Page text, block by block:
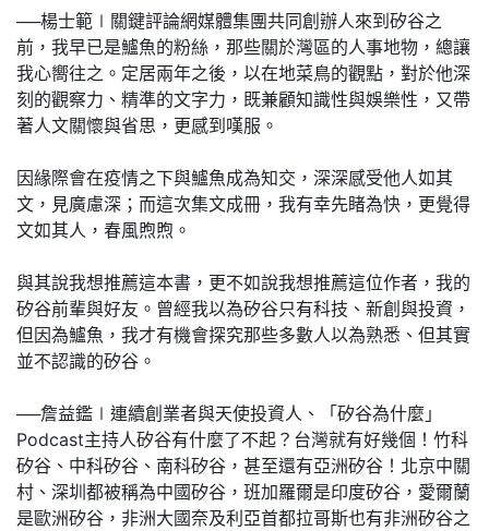
──楊士範∣關鍵評論網媒體集團共同創辦人來到矽谷之
前，我早已是鱸魚的粉絲，那些關於灣區的人事地物，總讓
我心嚮往之。定居兩年之後，以在地菜鳥的觀點，對於他深
刻的觀察力、精準的文字力，既兼顧知識性與娛樂性，又帶
著人文關懷與省思，更感到嘆服。
因緣際會在疫情之下與鱸魚成為知交，深深感受他人如其
文，見廣慮深；而這次集文成冊，我有幸先睹為快，更覺得
文如其人，春風煦煦。
與其說我想推薦這本書，更不如說我想推薦這位作者，我的
矽谷前輩與好友。曾經我以為矽谷只有科技、新創與投資，
但因為鱸魚，我才有機會探究那些多數人以為熟悉、但其實
並不認識的矽谷。
──詹益鑑∣連續創業者與天使投資人、「矽谷為什麼」
Podcast主持人矽谷有什麼了不起？台灣就有好幾個！竹科
矽谷、中科矽谷、南科矽谷，甚至還有亞洲矽谷！北京中關
村、深圳都被稱為中國矽谷，班加羅爾是印度矽谷，愛爾蘭
是歐洲矽谷，非洲大國奈及利亞首都拉哥斯也有非洲矽谷之